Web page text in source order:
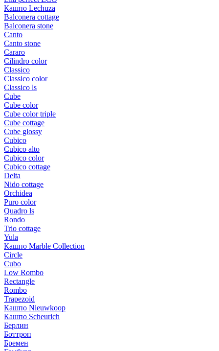
Кашпо Lechuza
Balconera cottage
Balconera stone
Canto
Canto stone
Cararo
Cilindro color
Classico
Classico color
Classico ls
Cube
Cube color
Cube color triple
Cube cottage
Cube glossy
Cubico
Cubico alto
Cubico color
Cubico cottage
Delta
Nido cottage
Orchidea
Puro color
Quadro ls
Rondo
Trio cottage
Yula
Кашпо Marble Collection
Circle
Cubo
Low Rombo
Rectangle
Rombo
Trapezoid
Кашпо Nieuwkoop
Кашпо Scheurich
Берлин
Боттроп
Бремен